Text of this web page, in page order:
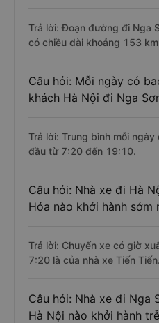
Trả lời: Đoạn đường đi Nga
có chiều dài khoảng 153
Câu hỏi: Mỗi ngày có
khách Hà Nội đi Nga
Trả lời: Trung bình mỗi
đầu từ 7:20 đến 19:10.
Câu hỏi: Nhà xe đi Hà
Hóa nào khởi hành sớm
Trả lời: Chuyến xe có giờ
7:20 là của nhà xe Tiến Tiến.
Câu hỏi: Nhà xe đi Nga
Hà Nội nào khởi hành